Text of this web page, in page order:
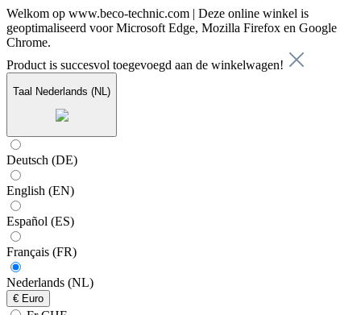
Welkom op www.beco-technic.com | Deze online winkel is
geoptimaliseerd voor Microsoft Edge, Mozilla Firefox en Google
Chrome.
Product is succesvol toegevoegd aan de winkelwagen!
Taal Nederlands (NL)
Deutsch (DE)
English (EN)
Español (ES)
Français (FR)
Nederlands (NL)
€ Euro